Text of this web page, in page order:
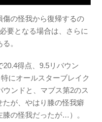
の怪我から復帰するの
要となる場合は、さらに
。
得点、9.5リバウン
にオールスターブレイク
ウンドと、マブス第2のス
たが、やはり膝の怪我癖
の怪我だったが…）。